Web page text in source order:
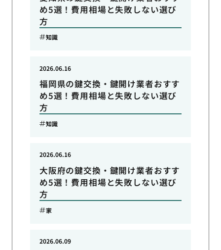
め5選！費用相場と失敗しない選び
方
知識
福岡県の鍵交換・鍵開け業者おすす
め5選！費用相場と失敗しない選び
方
2026.06.16
知識
大阪府の鍵交換・鍵開け業者おすす
め5選！費用相場と失敗しない選び
方
2026.06.16
家
2026.06.09